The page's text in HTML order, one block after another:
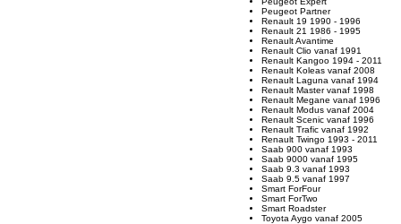
Peugeot Partner
Renault 19 1990 - 1996
Renault 21 1986 - 1995
Renault Avantime
Renault Clio vanaf 1991
Renault Kangoo 1994 - 2011
Renault Koleas vanaf 2008
Renault Laguna vanaf 1994
Renault Master vanaf 1998
Renault Megane vanaf 1996
Renault Modus vanaf 2004
Renault Scenic vanaf 1996
Renault Trafic vanaf 1992
Renault Twingo 1993 - 2011
Saab 900 vanaf 1993
Saab 9000 vanaf 1995
Saab 9.3 vanaf 1993
Saab 9.5 vanaf 1997
Smart ForFour
Smart ForTwo
Smart Roadster
Toyota Aygo vanaf 2005